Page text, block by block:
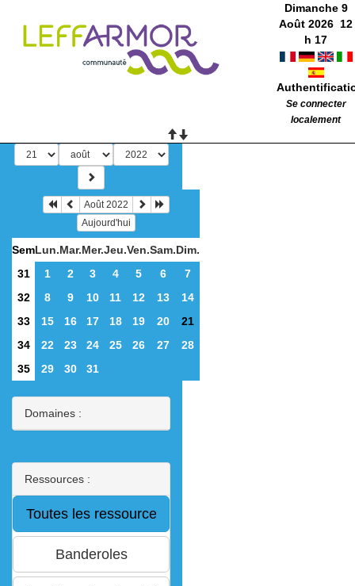
Dimanche 9
Août 2026 12
h 17
Se connecter
localement
Août 2022
Aujourd'hui
SemLun.Mar.Mer.Jeu.Ven.Sam.Dim.
31
1 2 3 4 5 6
7
32
8 9 10 11 12 13
14
33
15 16 17 18 19 20
21
34
22 23 24 25 26 27
28
35
29 30 31
Domaines :
Ressources :